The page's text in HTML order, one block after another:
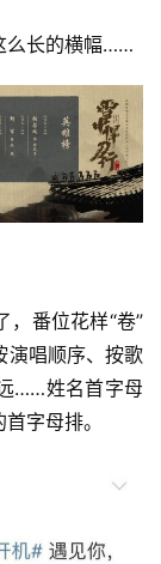
么长的横幅……
，番位花样“卷”
演唱顺序、按歌
……姓名首字母
字母排。